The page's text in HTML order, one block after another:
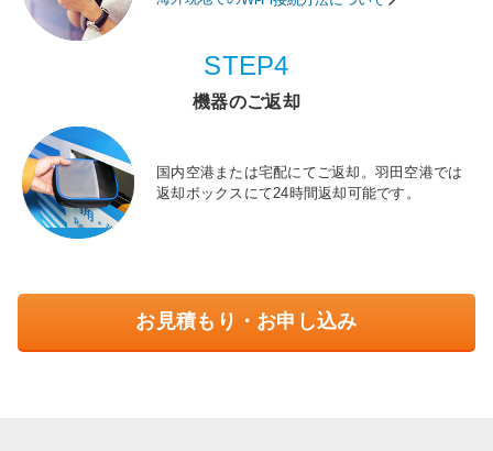
STEP4
機器のご返却
国内空港または宅配にてご返却。羽田空港では
返却ボックスにて24時間返却可能です。
お見積もり・お申し込み